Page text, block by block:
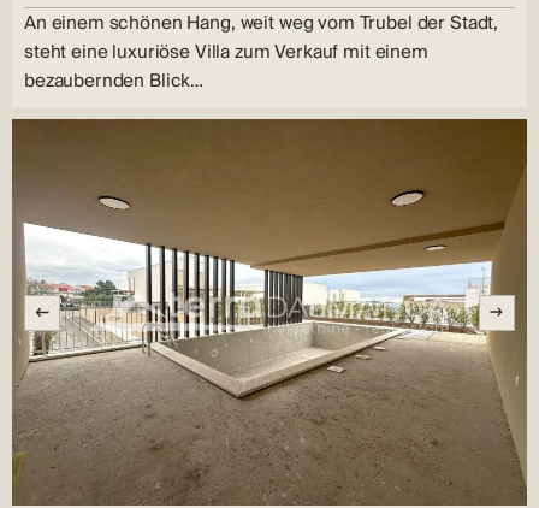
An einem schönen Hang, weit weg vom Trubel der Stadt,
steht eine luxuriöse Villa zum Verkauf mit einem
bezaubernden Blick…